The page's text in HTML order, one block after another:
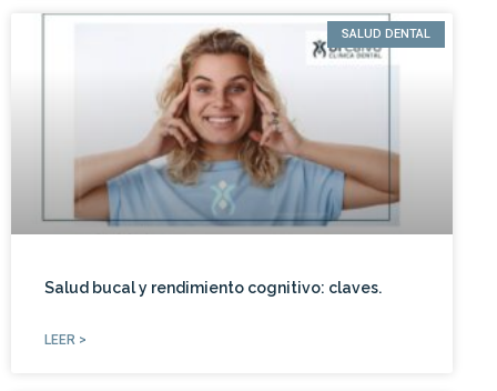
SALUD DENTAL
Salud bucal y rendimiento cognitivo: claves.
LEER >